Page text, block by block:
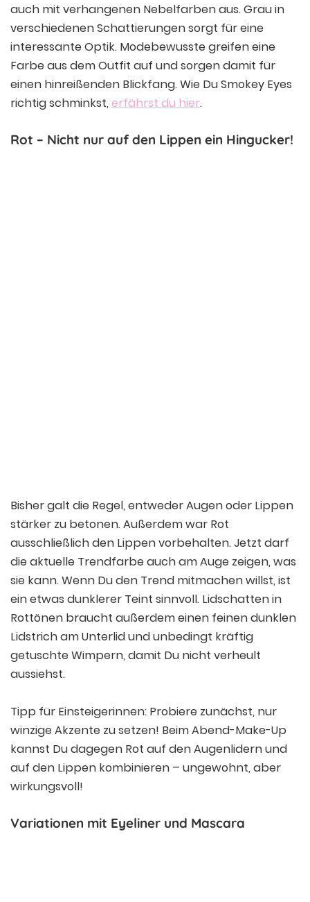
auch mit verhangenen Nebelfarben aus. Grau in
verschiedenen Schattierungen sorgt für eine
interessante Optik. Modebewusste greifen eine
Farbe aus dem Outfit auf und sorgen damit für
einen hinreißenden Blickfang. Wie Du Smokey Eyes
richtig schminkst,erfährst du hier.
Rot – Nicht nur auf den Lippen ein Hingucker!
Bisher galt die Regel, entweder Augen oder Lippen
stärker zu betonen. Außerdem war Rot
ausschließlich den Lippen vorbehalten. Jetzt darf
die aktuelle Trendfarbe auch am Auge zeigen, was
sie kann. Wenn Du den Trend mitmachen willst, ist
ein etwas dunklerer Teint sinnvoll. Lidschatten in
Rottönen braucht außerdem einen feinen dunklen
Lidstrich am Unterlid und unbedingt kräftig
getuschte Wimpern, damit Du nicht verheult
aussiehst.
Tipp für Einsteigerinnen: Probiere zunächst, nur
winzige Akzente zu setzen! Beim Abend-Make-Up
kannst Du dagegen Rot auf den Augenlidern und
auf den Lippen kombinieren – ungewohnt, aber
wirkungsvoll!
Variationen mit Eyeliner und Mascara